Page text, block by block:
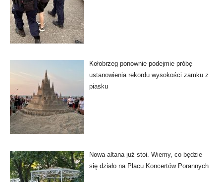
Kołobrzeg ponownie podejmie próbę
ustanowienia rekordu wysokości zamku z
piasku
Nowa altana już stoi. Wiemy, co będzie
się działo na Placu Koncertów Porannych